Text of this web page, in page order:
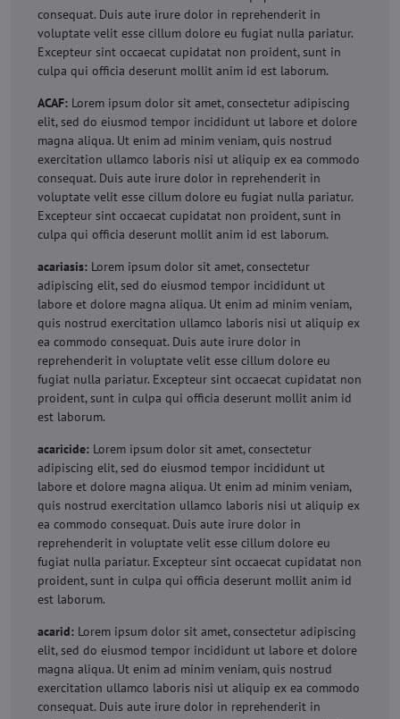
consequat. Duis aute irure dolor in reprehenderit in
voluptate velit esse cillum dolore eu fugiat nulla pariatur.
Excepteur sint occaecat cupidatat non proident, sunt in
culpa qui officia deserunt mollit anim id est laborum.
ACAF: Lorem ipsum dolor sit amet, consectetur adipiscing
elit, sed do eiusmod tempor incididunt ut labore et dolore
magna aliqua. Ut enim ad minim veniam, quis nostrud
exercitation ullamco laboris nisi ut aliquip ex ea commodo
consequat. Duis aute irure dolor in reprehenderit in
voluptate velit esse cillum dolore eu fugiat nulla pariatur.
Excepteur sint occaecat cupidatat non proident, sunt in
culpa qui officia deserunt mollit anim id est laborum.
acariasis: Lorem ipsum dolor sit amet, consectetur
adipiscing elit, sed do eiusmod tempor incididunt ut
labore et dolore magna aliqua. Ut enim ad minim veniam,
quis nostrud exercitation ullamco laboris nisi ut aliquip ex
ea commodo consequat. Duis aute irure dolor in
reprehenderit in voluptate velit esse cillum dolore eu
fugiat nulla pariatur. Excepteur sint occaecat cupidatat non
proident, sunt in culpa qui officia deserunt mollit anim id
est laborum.
acaricide: Lorem ipsum dolor sit amet, consectetur
adipiscing elit, sed do eiusmod tempor incididunt ut
labore et dolore magna aliqua. Ut enim ad minim veniam,
quis nostrud exercitation ullamco laboris nisi ut aliquip ex
ea commodo consequat. Duis aute irure dolor in
reprehenderit in voluptate velit esse cillum dolore eu
fugiat nulla pariatur. Excepteur sint occaecat cupidatat non
proident, sunt in culpa qui officia deserunt mollit anim id
est laborum.
acarid: Lorem ipsum dolor sit amet, consectetur adipiscing
elit, sed do eiusmod tempor incididunt ut labore et dolore
magna aliqua. Ut enim ad minim veniam, quis nostrud
exercitation ullamco laboris nisi ut aliquip ex ea commodo
consequat. Duis aute irure dolor in reprehenderit in